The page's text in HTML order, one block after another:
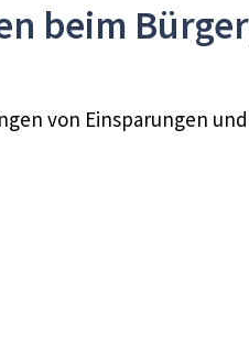
beim
von Einsparungen und